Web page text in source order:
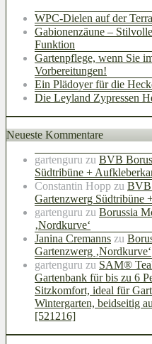
WPC-Dielen auf der
Gabionenzäune –
Funktion
Gartenpflege, wenn Sie
Vorbereitungen!
Ein Plädoyer für die
Die Leyland Zypressen
Neueste Kommentare
gartenguru zu BVB
Südtribüne +
Constantin Hopp zu BVB
Gartenzwerg Südtribüne
gartenguru zu Borussia
‚Nordkurve‘
Janina Cremanns zu
Gartenzwerg ‚Nordkurve‘
gartenguru zu SAM®
Gartenbank für bis zu 6
Sitzkomfort, ideal für
Wintergarten, beidseitig
[521216]